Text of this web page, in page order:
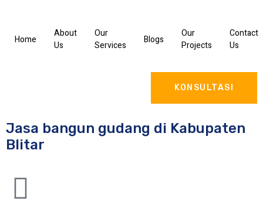
Home
About
Us
Our
Services
Blogs
Our
Projects
Contact
Us
KONSULTASI
Jasa bangun gudang di Kabupaten
Blitar